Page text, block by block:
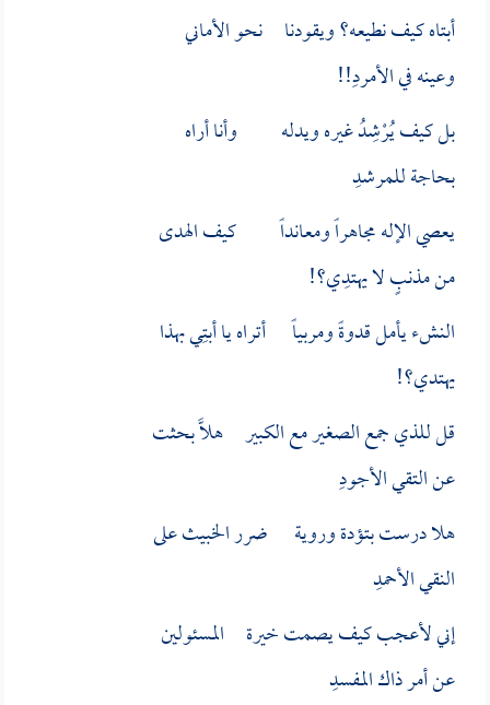
أبتاه كيف نطيعه؟ ويقودنا نحو الأماني
وعينه في الأمردِ!!
بل كيف يُرْشِدُ غيره ويدله وأنا أراه
بحاجة للمرشدِ
يعصي الإله مجاهراً ومعانداً كيف الهدى
من مذنبٍ لا يهتدِي؟!
النشء يأمل قدوةً ومربياً أتراه يا أبتِي بهذا
يهتدي؟!
قل للذي جمع الصغير مع الكبير هلاَّ بحثت
عن التقي الأجودِ
هلا درست بتؤدة وروية ضرر الخبيث على
النقي الأحمدِ
إني لأعجب كيف يصمت خيرة المسئولين
عن أمر ذاك المفسدِ